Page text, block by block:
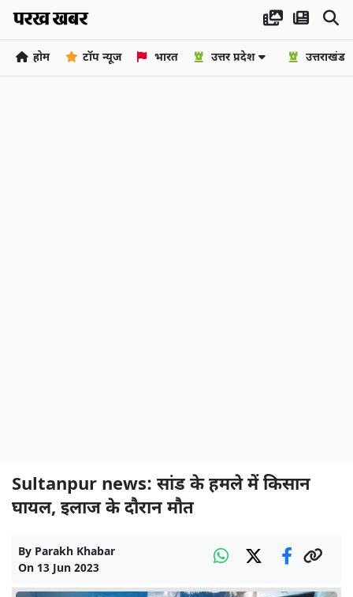
होम टॉप न्यूज भारत उत्तर प्रदेश उत्तराखंड
Sultanpur news: सांड के हमले में किसान
घायल, इलाज के दौरान मौत
By Parakh Khabar
On 13 Jun 2023